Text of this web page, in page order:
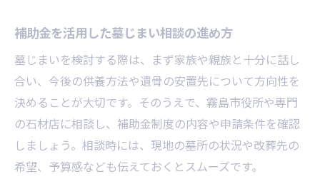
補助金を活用した墓じまい相談の進め方
墓じまいを検討する際は、まず家族や親族と十分に話し
合い、今後の供養方法や遺骨の安置先について方向性を
決めることが大切です。そのうえで、霧島市役所や専門
の石材店に相談し、補助金制度の内容や申請条件を確認
しましょう。相談時には、現地の墓所の状況や改葬先の
希望、予算感なども伝えておくとスムーズです。